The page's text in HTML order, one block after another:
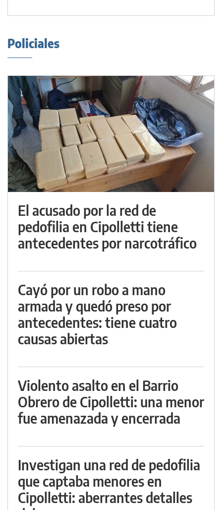
Policiales
El acusado por la red de
pedofilia en Cipolletti tiene
antecedentes por narcotráfico
Cayó por un robo a mano
armada y quedó preso por
antecedentes: tiene cuatro
causas abiertas
Violento asalto en el Barrio
Obrero de Cipolletti: una menor
fue amenazada y encerrada
Investigan una red de pedofilia
que captaba menores en
Cipolletti: aberrantes detalles